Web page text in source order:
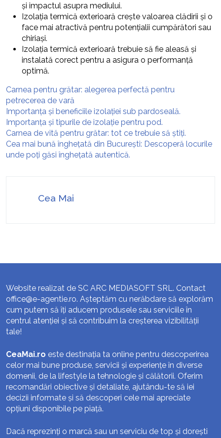
și impactul asupra mediului.
Izolația termică exterioară crește valoarea clădirii și o
face mai atractivă pentru potențialii cumpărători sau
chiriași.
Izolația termică exterioară trebuie să fie aleasă și
instalată corect pentru a asigura o performanță
optimă.
Carnea pentru grătar: alegerea perfectă pentru
petrecerea de vară
Importanța și beneficiile izolației sub pardoseală.
Importanța și tipurile de izolație pentru pod.
Carnea de vită pentru grătar: tot ce trebuie să știți.
Cea mai bună înghețată din București: Descoperă locurile
unde poți găsi înghețată autentică.
Cea Mai
Website realizat de SC ARC MEDIASOFT SRL. Contact
office@e-agentie.ro. Așteptăm cu nerăbdare să explorăm
cum putem să îți aducem produsele sau serviciile în
centrul atenției și să contribuim la creșterea vizibilității
tale!
CeaMai.ro este destinația ta online pentru descoperirea
celor mai bune produse, servicii și experiențe în diverse
domenii, de la lifestyle la tehnologie și călătorii. Oferim
recomandări obiective și detaliate, ajutându-te să iei
decizii informate și să descoperi cele mai apreciate
opțiuni disponibile pe piață.
Dacă reprezinți o marcă sau un serviciu de top și dorești